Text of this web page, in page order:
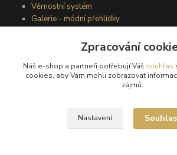
Věrnostní systém
Galerie - módní přehlídky
Obchodní podmínky
Zpracování
Náš e-shop a partneři potřebují Váš souhlas
cookies, aby Vám mohli zobrazovat
zájmů.
Nastavení